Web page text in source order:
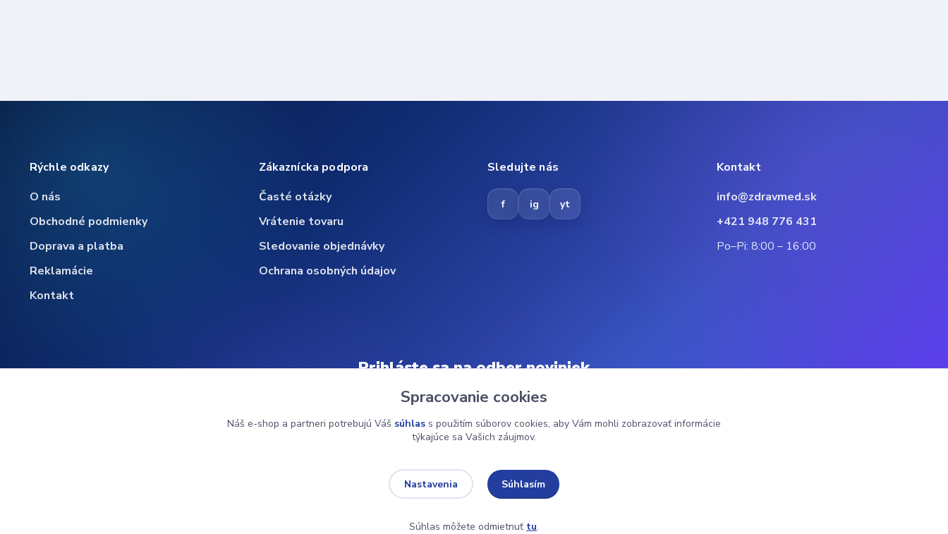
Rýchle odkazy
O nás
Obchodné podmienky
Doprava a platba
Reklamácie
Kontakt
Zákaznícka podpora
Časté otázky
Vrátenie tovaru
Sledovanie objednávky
Ochrana osobných údajov
Sledujte nás
f ig yt
Kontakt
info@zdravmed.sk
+421 948 776 431
Po–Pi: 8:00 – 16:00
Prihláste sa na odber noviniek
© 2024 ZdravMed.sk | Všetky práva vyhradené
Spracovanie cookies
Náš e-shop a partneri potrebujú Váš súhlas s použitím súborov cookies, aby Vám mohli zobrazovať informácie
týkajúce sa Vašich záujmov.
Nastavenia Súhlasím
Súhlas môžete odmietnuť tu.